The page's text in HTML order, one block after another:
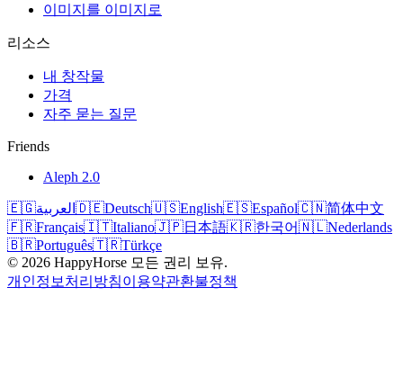
이미지를 이미지로
리소스
내 창작물
가격
자주 묻는 질문
Friends
Aleph 2.0
🇪🇬العربية 🇩🇪Deutsch🇺🇸English🇪🇸Español🇨🇳简体中文
🇫🇷Français🇮🇹Italiano🇯🇵日本語🇰🇷한국어🇳🇱Nederlands
🇧🇷Português🇹🇷Türkçe
© 2026 HappyHorse 모든 권리 보유.
개인정보처리방침이용약관환불정책